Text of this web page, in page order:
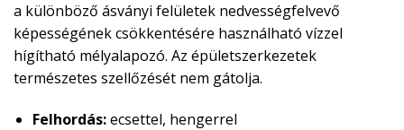
a különböző ásványi felületek nedvességfelvevő
képességének csökkentésére használható vízzel
hígítható mélyalapozó. Az épületszerkezetek
természetes szellőzését nem gátolja.
Felhordás:ecsettel, hengerrel